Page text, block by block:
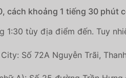
cách khoảng 1 tiếng 30 phút
1:30 tùy địa điểm đến. Tuy
Số 72A Nguyễn Trãi,